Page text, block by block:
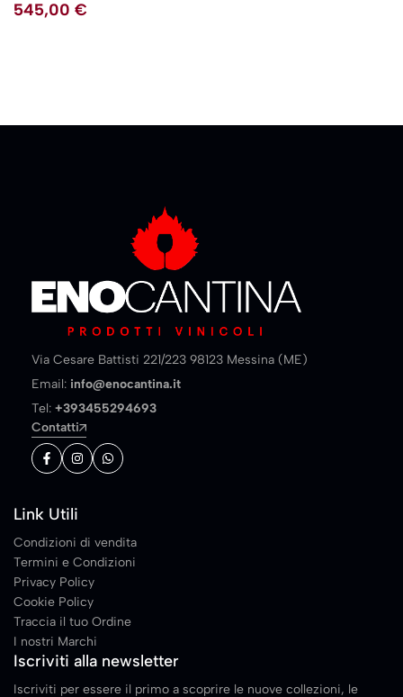
545,00 €
Via Cesare Battisti 221/223 98123 Messina (ME)
Email: info@enocantina.it
Tel: +393455294693
Contatti
Link Utili
Condizioni di vendita
Termini e Condizioni
Privacy Policy
Cookie Policy
Traccia il tuo Ordine
I nostri Marchi
Iscriviti alla newsletter
Iscriviti per essere il primo a scoprire le nuove collezioni, le